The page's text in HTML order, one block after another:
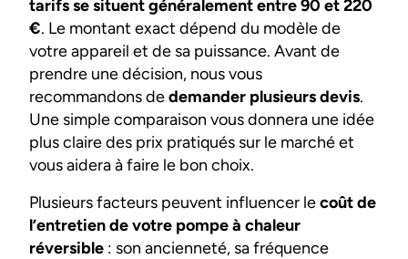
tarifs se situent généralement entre 90 et 220
€. Le montant exact dépend du modèle de
votre appareil et de sa puissance. Avant de
prendre une décision, nous vous
recommandons dedemander plusieurs devis.
Une simple comparaison vous donnera une idée
plus claire des prix pratiqués sur le marché et
vous aidera à faire le bon choix.
Plusieurs facteurs peuvent influencer lecoût de
l’entretien de votre pompe à chaleur
réversible : son ancienneté, sa fréquence